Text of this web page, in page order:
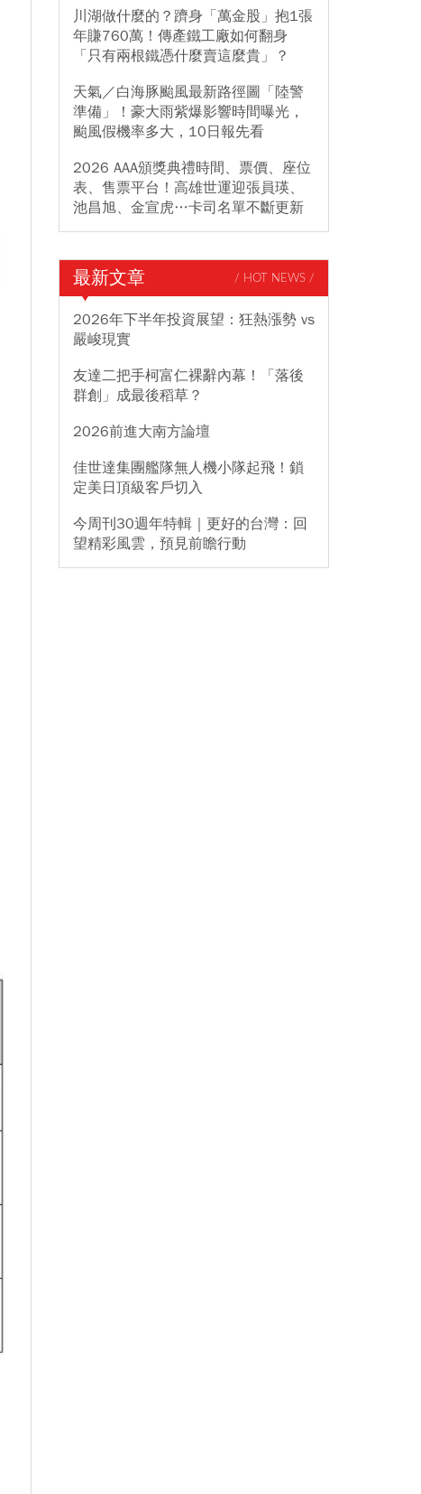
川湖做什麼的？躋身「萬金股」抱1張
年賺760萬！傳產鐵工廠如何翻身
「只有兩根鐵憑什麼賣這麼貴」？
天氣／白海豚颱風最新路徑圖「陸警
準備」！豪大雨紫爆影響時間曝光，
颱風假機率多大，10日報先看
2026 AAA頒獎典禮時間、票價、座位
表、售票平台！高雄世運迎張員瑛、
池昌旭、金宣虎…卡司名單不斷更新
最新文章 / HOT NEWS /
2026年下半年投資展望：狂熱漲勢 vs
嚴峻現實
友達二把手柯富仁裸辭內幕！「落後
群創」成最後稻草？
2026前進大南方論壇
佳世達集團艦隊無人機小隊起飛！鎖
定美日頂級客戶切入
今周刊30週年特輯｜更好的台灣：回
望精彩風雲，預見前瞻行動